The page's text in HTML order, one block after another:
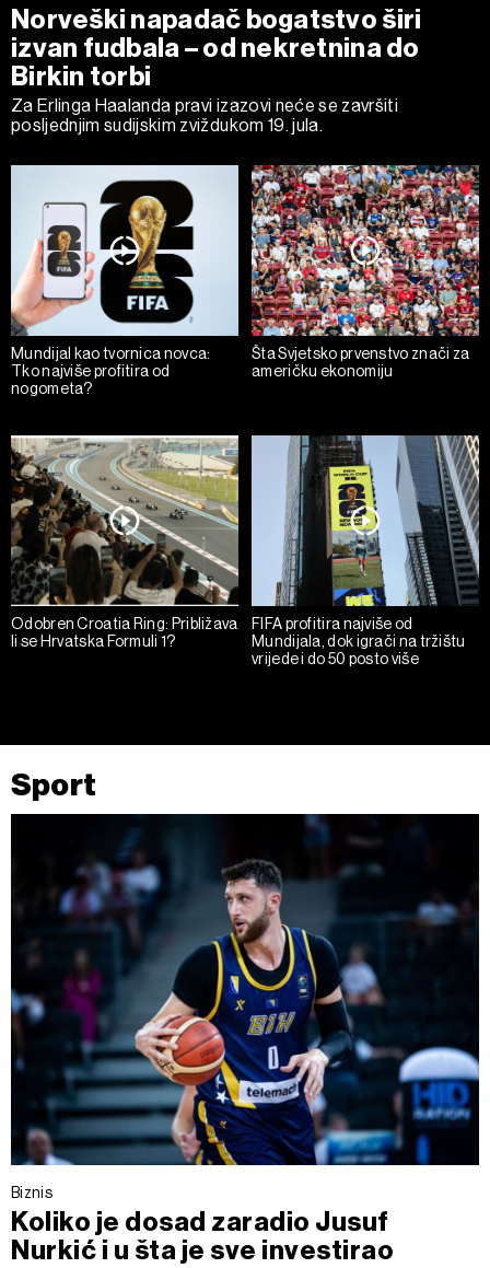
Norveški napadač bogatstvo širi
izvan fudbala – od nekretnina do
Birkin torbi
Za Erlinga Haalanda pravi izazovi neće se završiti
posljednjim sudijskim zviždukom 19. jula.
Mundijal kao tvornica novca:
Tko najviše profitira od
nogometa?
Šta Svjetsko prvenstvo znači za
američku ekonomiju
Odobren Croatia Ring: Približava
li se Hrvatska Formuli 1?
FIFA profitira najviše od
Mundijala, dok igrači na tržištu
vrijede i do 50 posto više
Sport
Biznis
Koliko je dosad zaradio Jusuf
Nurkić i u šta je sve investirao